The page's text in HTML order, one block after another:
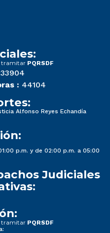
tramitar PQRSDF
: 44104
Alfonso Reyes Echandía
p.m. y de 02:00 p.m. a 05:00
Judiciales
tramitar PQRSDF